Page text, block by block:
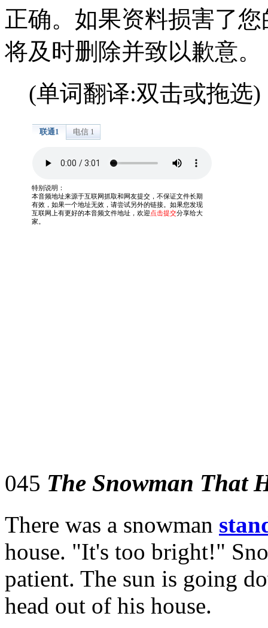
正确。如果资料损害了
将及时删除并致以歉意。
(单词翻译:双击或拖选)
045 The Snowman That
There was a snowman
house. "It's too bright!"
patient. The sun is going
head out of his house.